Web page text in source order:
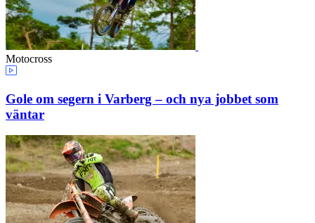
Motocross
Gole om segern i Varberg – och nya jobbet som
väntar